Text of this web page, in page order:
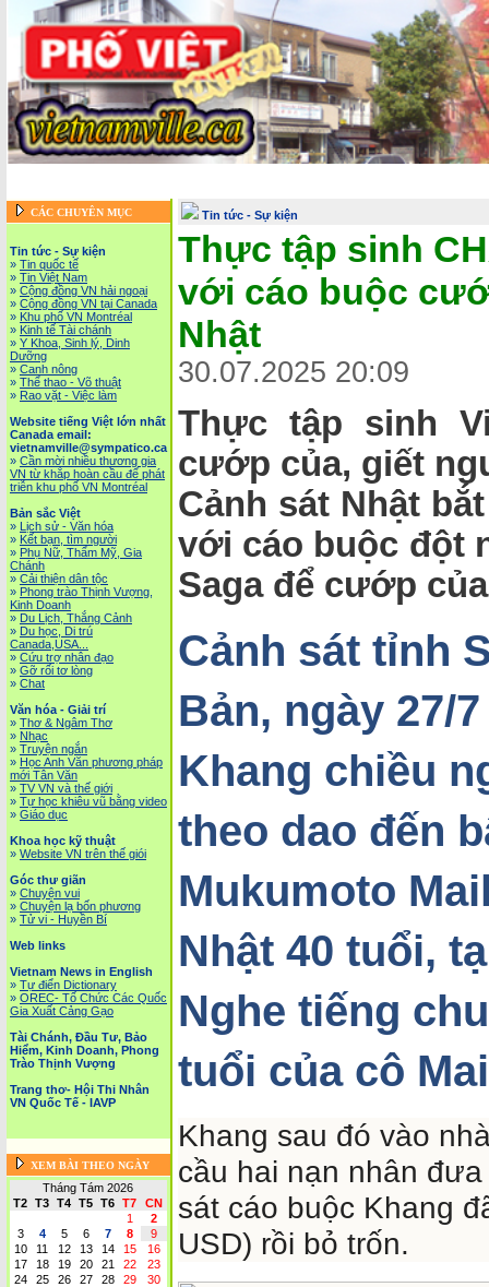
CÁC CHUYÊN MỤC
Tin tức - Sự kiện
» Tin quốc tế
» Tin Việt Nam
» Cộng đồng VN hải ngoại
» Cộng đồng VN tại Canada
» Khu phố VN Montréal
» Kinh tế Tài chánh
» Y Khoa, Sinh lý, Dinh
Dưỡng
» Canh nông
» Thể thao - Võ thuật
» Rao vặt - Việc làm
Website tiếng Việt lớn nhất
Canada email:
vietnamville@sympatico.ca
» Cần mời nhiều thương gia
VN từ khắp hoàn cầu để phát
triễn khu phố VN Montréal
Bản sắc Việt
» Lịch sử - Văn hóa
» Kết bạn, tìm người
» Phụ Nữ, Thẩm Mỹ, Gia
Chánh
» Cải thiện dân tộc
» Phong trào Thịnh Vượng,
Kinh Doanh
» Du Lịch, Thắng Cảnh
» Du học, Di trú
Canada,USA...
» Cứu trợ nhân đạo
» Gỡ rối tơ lòng
» Chat
Văn hóa - Giải trí
» Thơ & Ngâm Thơ
» Nhạc
» Truyện ngắn
» Học Anh Văn phương pháp
mới Tân Văn
» TV VN và thế giới
» Tự học khiêu vũ bằng video
» Giáo dục
Khoa học kỹ thuật
» Website VN trên thế giói
Góc thư giãn
» Chuyện vui
» Chuyện lạ bốn phương
» Tử vi - Huyền Bí
Web links
Vietnam News in English
» Tự điển Dictionary
» OREC- Tố Chức Các Quốc
Gia Xuất Cảng Gạo
Tài Chánh, Đầu Tư, Bảo
Hiểm, Kinh Doanh, Phong
Trào Thịnh Vượng
Trang thơ- Hội Thi Nhân
VN Quốc Tế - IAVP
XEM BÀI THEO NGÀY
Tháng Tám 2026
T2
T3 T4 T5 T6 T7
CN
1
2
3
4 5 6 7 8
9
10
11 12 13 14 15
16
17
18 19 20 21 22
23
24
25 26 27 28 29
30
Tin tức - Sự kiện
Thực tập sinh
với cáo buộc
Nhật
30.07.2025 20:09
Thực tập sinh
cướp của, giết
Cảnh sát Nhật
với cáo buộc đột
Saga để cướp
Cảnh sát tỉnh
Bản, ngày 27/
Khang chiều
theo dao đến
Mukumoto
Nhật 40 tuổi,
Nghe tiếng
tuổi của cô
Khang sau đó vào
cầu hai nạn nhân
sát cáo buộc Khang
USD) rồi bỏ trốn.